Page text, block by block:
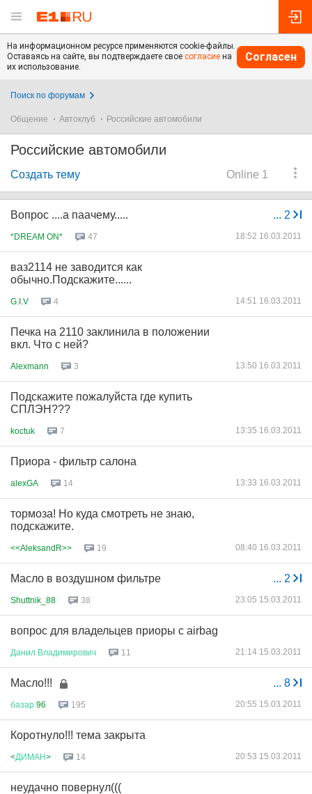
На информационном ресурсе применяются cookie-файлы.
Оставаясь на сайте, вы подтверждаете свое согласие на
их использование.
Согласен
Поиск по форумам
Общение Автоклуб Российские автомобили
Российские автомобили
Online 1
Создать тему
... 2
Вопрос ....а паачему.....
*DREAM ON* 47 18:52 16.03.2011
ваз2114 не заводится как
обычно.Подскажите......
G.I.V 4 14:51 16.03.2011
Печка на 2110 заклинила в положении
вкл. Что с ней?
Alexmann 3 13:50 16.03.2011
Подскажите пожалуйста где купить
СПЛЭН???
koctuk 7 13:35 16.03.2011
Приора - фильтр салона
alexGA 14 13:33 16.03.2011
тормоза! Но куда смотреть не знаю,
подскажите.
<<AleksandR>> 19 08:40 16.03.2011
... 2
Масло в воздушном фильтре
Shuttnik_88 38 23:05 15.03.2011
вопрос для владельцев приоры с airbag
Данил Владимирович 11 21:14 15.03.2011
... 8
Масло!!!
базар 96 195 20:55 15.03.2011
Коротнуло!!! тема закрыта
<ДИМАН> 14 20:53 15.03.2011
неудачно повернул(((